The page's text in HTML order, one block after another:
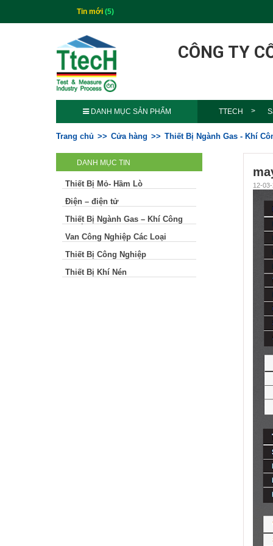
Tin mới (5)
CÔNG TY
DANH MỤC SẢN PHẨM TTECH
Trang chủ Cửa hàng Thiết Bị Ngành Gas - Khí
DANH MỤC TIN
Thiết Bị Mỏ- Hầm Lò
Điện – điện tử
Thiết Bị Ngành Gas – Khí Công
Van Công Nghiệp Các Loại
Thiết Bị Công Nghiệp
Thiết Bị Khí Nén
12-